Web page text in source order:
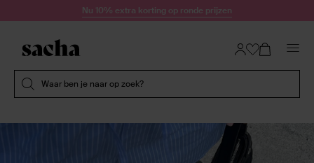
Doorgaan naar artikelNu 10% extra korting op ronde prijzen
Waar ben je naar op zoek?